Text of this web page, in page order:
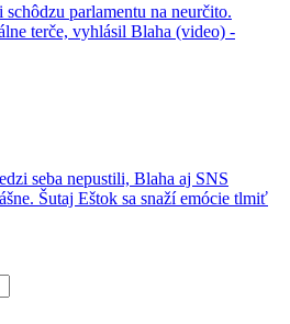
parlamentu na neurčito.
terče, vyhlásil Blaha (video) -
seba nepustili, Blaha aj SNS
Šutaj Eštok sa snaží emócie tlmiť